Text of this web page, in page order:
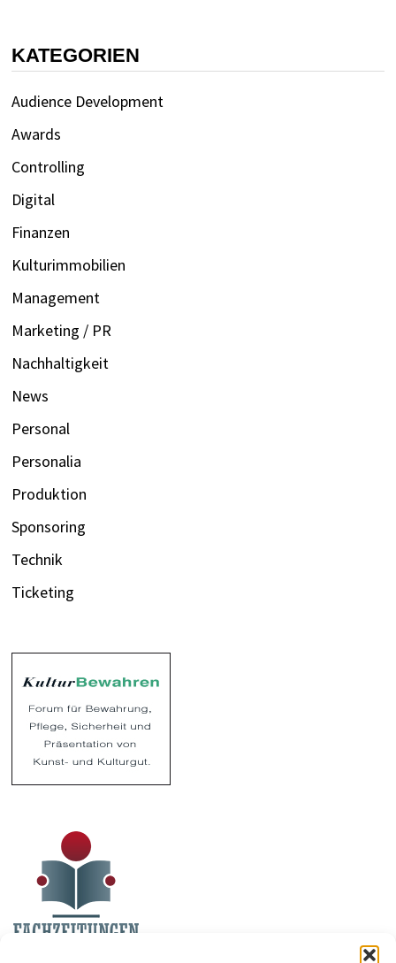
KATEGORIEN
Audience Development
Awards
Controlling
Digital
Finanzen
Kulturimmobilien
Management
Marketing / PR
Nachhaltigkeit
News
Personal
Personalia
Produktion
Sponsoring
Technik
Ticketing